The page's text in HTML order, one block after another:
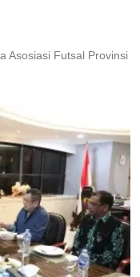
Asosiasi Futsal Provinsi